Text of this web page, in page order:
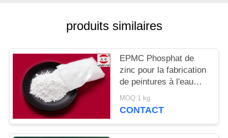
DEVIS
PLAN
SITE
produits similaires
EPMC Phosphat de
zinc pour la fabrication
de peintures à l'eau
avec des peintures
antirouille basses en
MOQ:1 kg
CONTACT